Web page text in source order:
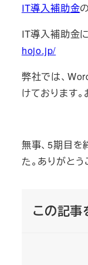
IT導入補助金
IT導入補助金
hojo.jp/
弊社では、
けております
無事、5期目を
た。ありがとう
この記事